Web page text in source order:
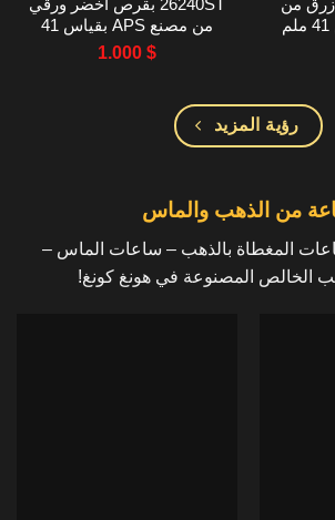
من مصنع APS بقياس 41
ملم
1.000 $
رؤية المزيد
من الذهب والماس
المغطاة بالذهب – ساعات الماس –
الخالص المصنوعة في هونغ كونغ!